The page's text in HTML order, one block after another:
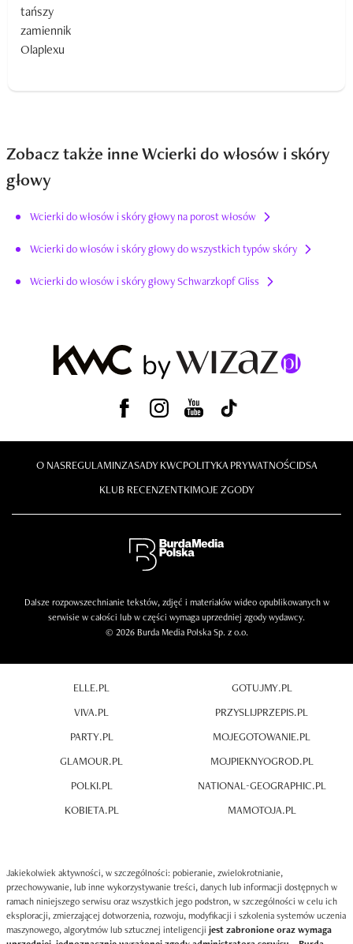
Zobacz także inne Wcierki do włosów i skóry
głowy
Wcierki do włosów i skóry głowy na porost włosów
Wcierki do włosów i skóry głowy do wszystkich typów skóry
Wcierki do włosów i skóry głowy Schwarzkopf Gliss
O NASREGULAMINZASADY KWCPOLITYKA PRYWATNOŚCIDSA
KLUB RECENZENTKIMOJE ZGODY
Dalsze rozpowszechnianie tekstów, zdjęć i materiałów wideo opublikowanych w
serwisie w całości lub w części wymaga uprzedniej zgody wydawcy.
© 2026 Burda Media Polska Sp. z o.o.
ELLE.PL
VIVA.PL
PARTY.PL
GLAMOUR.PL
POLKI.PL
KOBIETA.PL
GOTUJMY.PL
PRZYSLIJPRZEPIS.PL
MOJEGOTOWANIE.PL
MOJPIEKNYOGROD.PL
NATIONAL-GEOGRAPHIC.PL
MAMOTOJA.PL
Jakiekolwiek aktywności, w szczególności: pobieranie, zwielokrotnianie,
przechowywanie, lub inne wykorzystywanie treści, danych lub informacji dostępnych w
ramach niniejszego serwisu oraz wszystkich jego podstron, w szczególności w celu ich
eksploracji, zmierzającej dotworzenia, rozwoju, modyfikacji i szkolenia systemów uczenia
maszynowego, algorytmów lub sztucznej inteligencji jest zabronione oraz wymaga